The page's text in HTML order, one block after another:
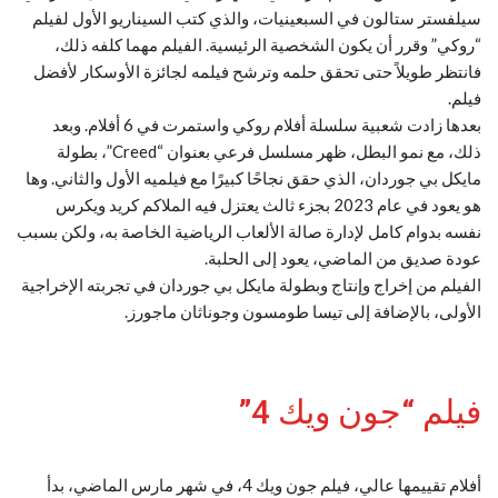
سيلفستر ستالون في السبعينيات، والذي كتب السيناريو الأول لفيلم
“روكي” وقرر أن يكون الشخصية الرئيسية. الفيلم مهما كلفه ذلك،
فانتظر طويلاً حتى تحقق حلمه وترشح فيلمه لجائزة الأوسكار لأفضل
فيلم.
بعدها زادت شعبية سلسلة أفلام روكي واستمرت في 6 أفلام. وبعد
ذلك، مع نمو البطل، ظهر مسلسل فرعي بعنوان “Creed”، بطولة
مايكل بي جوردان، الذي حقق نجاحًا كبيرًا مع فيلميه الأول والثاني. وها
هو يعود في عام 2023 بجزء ثالث يعتزل فيه الملاكم كريد ويكرس
نفسه بدوام كامل لإدارة صالة الألعاب الرياضية الخاصة به، ولكن بسبب
عودة صديق من الماضي، يعود إلى الحلبة.
الفيلم من إخراج وإنتاج وبطولة مايكل بي جوردان في تجربته الإخراجية
الأولى، بالإضافة إلى تيسا طومسون وجوناثان ماجورز.
فيلم “جون ويك 4”
أفلام تقييمها عالي، فيلم جون ويك 4، في شهر مارس الماضي، بدأ